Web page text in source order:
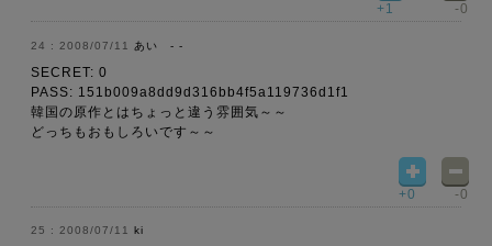
+1 -0
2008/07/11 あい - -
SECRET: 0
PASS: 151b009a8dd9d316bb4f5a119736d1f1
韓国の原作とはちょっと違う雰囲気～～
どっちもおもしろいです～～
+0 -0
2008/07/11 ki